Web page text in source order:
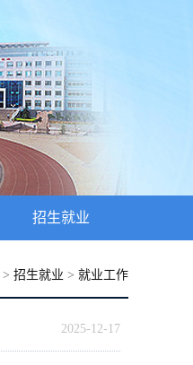
招生就业
> 招生就业 > 就业工作
2025-12-17